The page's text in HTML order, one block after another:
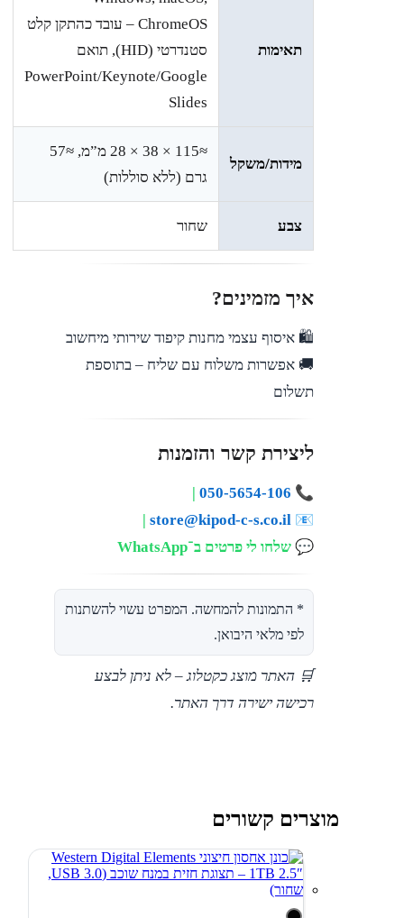
תאימות
ChromeOS – עובד כהתקן קלט
סטנדרטי (HID), תואם
PowerPoint/Keynote/Google
Slides
מידות/משקל
≈115 × 38 × 28 מ”מ, ≈57
גרם (ללא סוללות)
צבע שחור
איך מזמינים?
🛍️ איסוף עצמי מחנות קיפוד שירותי מיחשוב
🚚 אפשרות משלוח עם שליח – בתוספת
תשלום
ליצירת קשר והזמנות
📞
050-5654-106
📧
store@kipod-c-s.co.il
💬 שלחו לי פרטים ב־WhatsApp
* התמונות להמחשה. המפרט עשוי להשתנות
לפי מלאי היבואן.
🛒 האתר מוצג כקטלוג – לא ניתן לבצע
רכישה ישירה דרך האתר.
מוצרים קשורים